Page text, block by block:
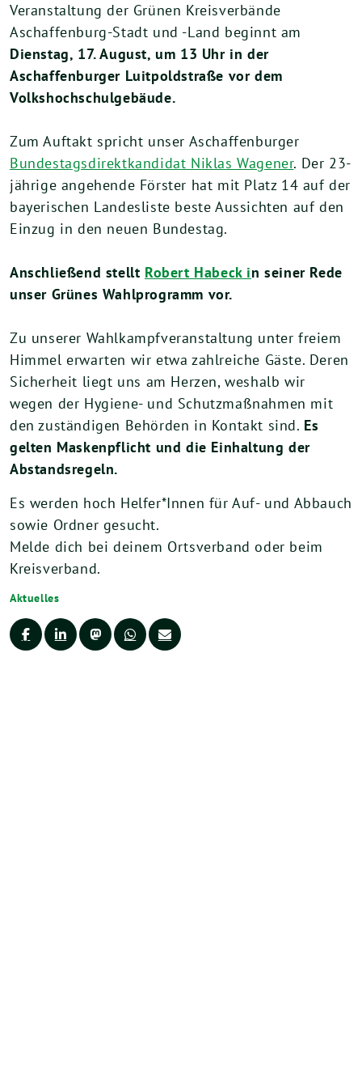
Veranstaltung der Grünen Kreisverbände
Aschaffenburg-Stadt und -Land beginnt am
Dienstag, 17. August, um 13 Uhr in der
Aschaffenburger Luitpoldstraße vor dem
Volkshochschulgebäude.
Zum Auftakt spricht unser Aschaffenburger
Bundestagsdirektkandidat Niklas Wagener. Der 23-
jährige angehende Förster hat mit Platz 14 auf der
bayerischen Landesliste beste Aussichten auf den
Einzug in den neuen Bundestag.
Anschließend stellt Robert Habeck in seiner Rede
unser Grünes Wahlprogramm vor.
Zu unserer Wahlkampfveranstaltung unter freiem
Himmel erwarten wir etwa zahlreiche Gäste. Deren
Sicherheit liegt uns am Herzen, weshalb wir
wegen der Hygiene- und Schutzmaßnahmen mit
den zuständigen Behörden in Kontakt sind. Es
gelten Maskenpflicht und die Einhaltung der
Abstandsregeln.
Es werden hoch Helfer*Innen für Auf- und Abbauch
sowie Ordner gesucht.
Melde dich bei deinem Ortsverband oder beim
Kreisverband.
Aktuelles